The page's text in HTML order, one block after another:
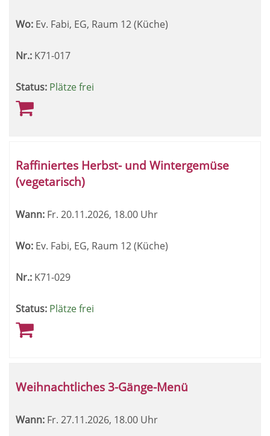
Wo: Ev. Fabi, EG, Raum 12 (Küche)
Nr.: K71-017
Status: Plätze frei
Raffiniertes Herbst- und Wintergemüse
(vegetarisch)
Wann: Fr. 20.11.2026, 18.00 Uhr
Wo: Ev. Fabi, EG, Raum 12 (Küche)
Nr.: K71-029
Status: Plätze frei
Weihnachtliches 3-Gänge-Menü
Wann: Fr. 27.11.2026, 18.00 Uhr